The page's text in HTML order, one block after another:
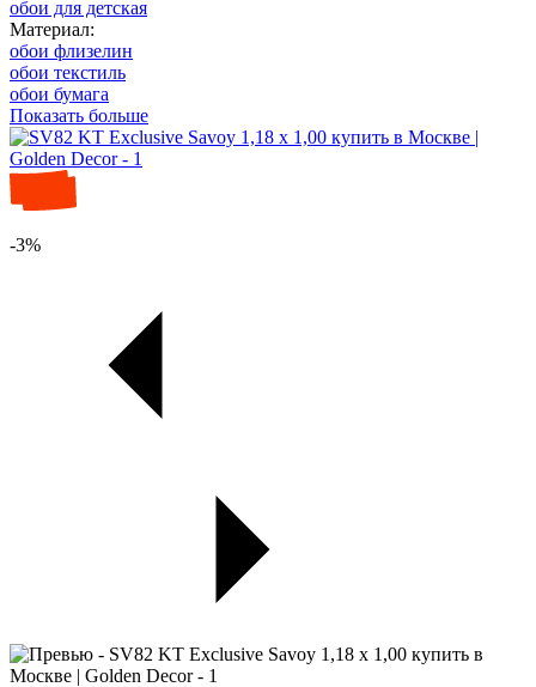
обои для детская
Материал:
обои флизелин
обои текстиль
обои бумага
Показать больше
-3%